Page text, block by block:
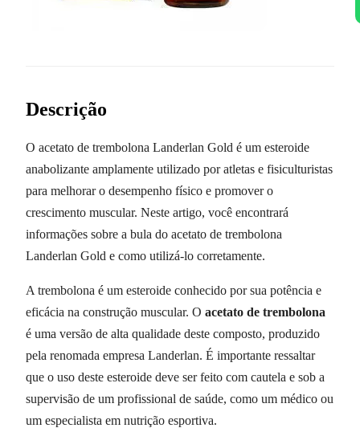
Descrição
O acetato de trembolona Landerlan Gold é um esteroide
anabolizante amplamente utilizado por atletas e fisiculturistas
para melhorar o desempenho físico e promover o
crescimento muscular. Neste artigo, você encontrará
informações sobre a bula do acetato de trembolona
Landerlan Gold e como utilizá-lo corretamente.
A trembolona é um esteroide conhecido por sua potência e
eficácia na construção muscular. O acetato de trembolona
é uma versão de alta qualidade deste composto, produzido
pela renomada empresa Landerlan. É importante ressaltar
que o uso deste esteroide deve ser feito com cautela e sob a
supervisão de um profissional de saúde, como um médico ou
um especialista em nutrição esportiva.